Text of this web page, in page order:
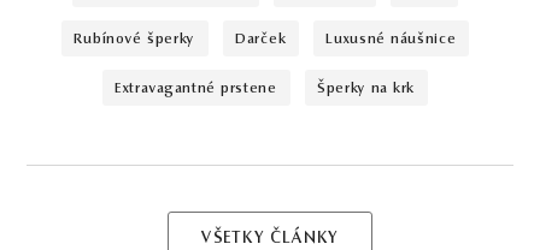
rubínové šperky darček luxusné náušnice
extravagantné prstene šperky na krk
VŠETKY ČLÁNKY